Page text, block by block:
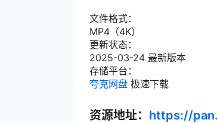
文件格式：
MP4（4K）
更新状态：
2025-03-24 最新版本
存储平台：
夸克网盘 极速下载
资源地址： https://